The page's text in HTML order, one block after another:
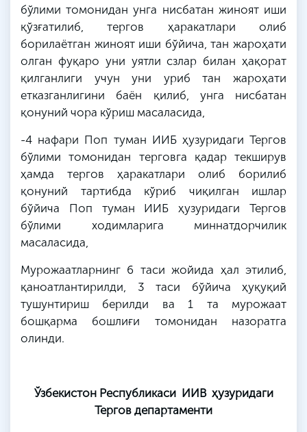
бўлими томонидан унга нисбатан жиноят иши
қўзғатилиб, тергов ҳаракатлари олиб
борилаётган жиноят иши бўйича, тан жароҳати
олган фуқаро уни уятли сзлар билан ҳақорат
қилганлиги учун уни уриб тан жароҳати
етказганлигини баён қилиб, унга нисбатан
қонуний чора кўриш масаласида,
-4 нафари Поп туман ИИБ ҳузуридаги Тергов
бўлими томонидан терговга қадар текширув
ҳамда тергов ҳаракатлари олиб борилиб
қонуний тартибда кўриб чиқилган ишлар
бўйича Поп туман ИИБ ҳузуридаги Тергов
бўлими ходимларига миннатдорчилик
масаласида,
Мурожаатларнинг 6 таси жойида ҳал этилиб,
қаноатлантирилди, 3 таси бўйича ҳуқуқий
тушунтириш берилди ва 1 та мурожаат
бошқарма бошлиғи томонидан назоратга
олинди.
Ўзбекистон Республикаси ИИВ ҳузуридаги
Тергов департаменти